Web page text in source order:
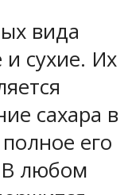
вида
и сухие. Их
сахара в
его
В любом